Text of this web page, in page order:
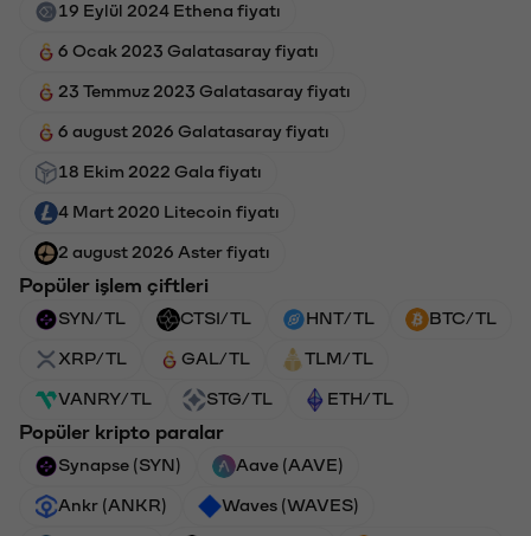
19 Eylül 2024 Ethena fiyatı
6 Ocak 2023 Galatasaray fiyatı
23 Temmuz 2023 Galatasaray fiyatı
6 august 2026 Galatasaray fiyatı
18 Ekim 2022 Gala fiyatı
4 Mart 2020 Litecoin fiyatı
2 august 2026 Aster fiyatı
Popüler işlem çiftleri
SYN/TL CTSI/TL HNT/TL BTC/TL
XRP/TL GAL/TL TLM/TL
VANRY/TL STG/TL ETH/TL
Popüler kripto paralar
Synapse (SYN) Aave (AAVE)
Ankr (ANKR) Waves (WAVES)